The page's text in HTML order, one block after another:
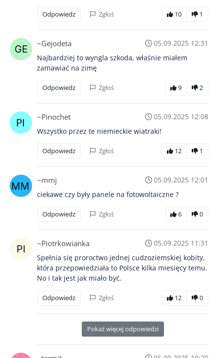
Odpowiedz Zgłoś 10 1
~Gejodeta
05.09.2025 12:31
Najbardziej to wyngla szkoda, właśnie miałem
zamawiać na zimę
Odpowiedz Zgłoś 9 2
~Pinochet
05.09.2025 12:08
Wszystko przez te niemieckie wiatraki!
Odpowiedz Zgłoś 12 1
~mmj
05.09.2025 12:01
ciekawe czy były panele na fotowoltaiczne ?
Odpowiedz Zgłoś 6 0
~Piotrkowianka
05.09.2025 11:31
Spełnia się proroctwo jednej cudzoziemskiej kobity,
która przepowiedziała to Polsce kilka miesięcy temu.
No i tak jest jak miało być.
Odpowiedz Zgłoś 12 0
Pokaż więcej odpowiedzi